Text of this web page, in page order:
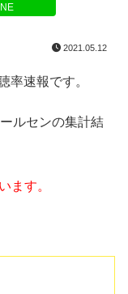
2021.05.12
率速報です。
ルセンの集計結
ます。